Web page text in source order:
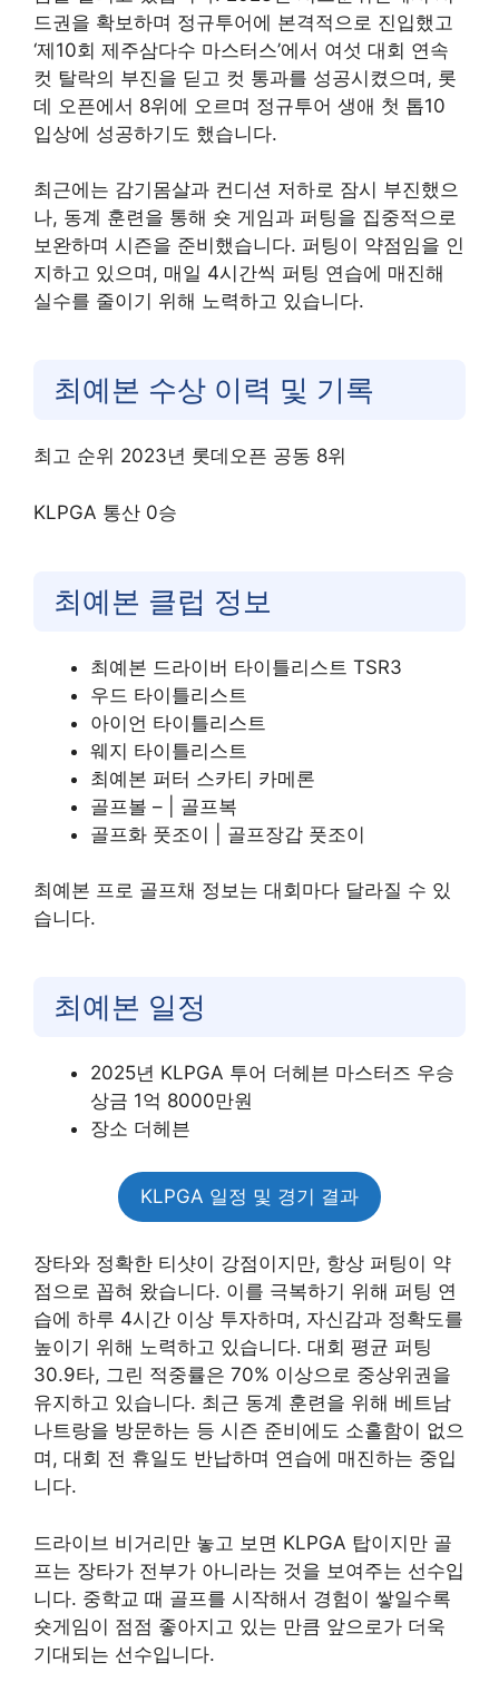
드권을 확보하며 정규투어에 본격적으로 진입했고
‘제10회 제주삼다수 마스터스’에서 여섯 대회 연속
컷 탈락의 부진을 딛고 컷 통과를 성공시켰으며, 롯
데 오픈에서 8위에 오르며 정규투어 생애 첫 톱10
입상에 성공하기도 했습니다.
최근에는 감기몸살과 컨디션 저하로 잠시 부진했으
나, 동계 훈련을 통해 숏 게임과 퍼팅을 집중적으로
보완하며 시즌을 준비했습니다. 퍼팅이 약점임을 인
지하고 있으며, 매일 4시간씩 퍼팅 연습에 매진해
실수를 줄이기 위해 노력하고 있습니다.
최예본 수상 이력 및 기록
최고 순위 2023년 롯데오픈 공동 8위
KLPGA 통산 0승
최예본 클럽 정보
최예본 드라이버 타이틀리스트 TSR3
우드 타이틀리스트
아이언 타이틀리스트
웨지 타이틀리스트
최예본 퍼터 스카티 카메론
골프볼 – | 골프복
골프화 풋조이 | 골프장갑 풋조이
최예본 프로 골프채 정보는 대회마다 달라질 수 있
습니다.
최예본 일정
2025년 KLPGA 투어 더헤븐 마스터즈 우승
상금 1억 8000만원
장소 더헤븐
KLPGA 일정 및 경기 결과
장타와 정확한 티샷이 강점이지만, 항상 퍼팅이 약
점으로 꼽혀 왔습니다. 이를 극복하기 위해 퍼팅 연
습에 하루 4시간 이상 투자하며, 자신감과 정확도를
높이기 위해 노력하고 있습니다. 대회 평균 퍼팅
30.9타, 그린 적중률은 70% 이상으로 중상위권을
유지하고 있습니다. 최근 동계 훈련을 위해 베트남
나트랑을 방문하는 등 시즌 준비에도 소홀함이 없으
며, 대회 전 휴일도 반납하며 연습에 매진하는 중입
니다.
드라이브 비거리만 놓고 보면 KLPGA 탑이지만 골
프는 장타가 전부가 아니라는 것을 보여주는 선수입
니다. 중학교 때 골프를 시작해서 경험이 쌓일수록
숏게임이 점점 좋아지고 있는 만큼 앞으로가 더욱
기대되는 선수입니다.